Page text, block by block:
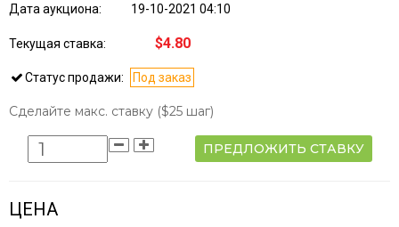
Дата аукциона: 19-10-2021 04:10
Текущая ставка: $4.80
Статус продажи: Под заказ
Сделайте макс. ставку ($25 шаг)
ПРЕДЛОЖИТЬ СТАВКУ
ЦЕНА